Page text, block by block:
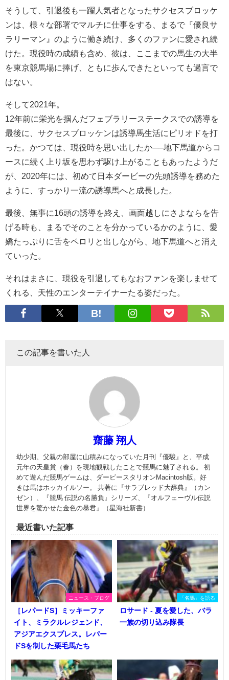
そうして、引退後も一躍人気者となったサクセスブロッケ
ンは、様々な部署でマルチに仕事をする、まるで『優良サ
ラリーマン』のように働き続け、多くのファンに愛され続
けた。現役時の成績も含め、彼は、ここまでの馬生の大半
を東京競馬場に捧げ、ともに歩んできたといっても過言で
はない。
そして2021年。
12年前に栄光を掴んだフェブラリーステークスでの誘導を
最後に、サクセスブロッケンは誘導馬生活にピリオドを打
った。かつては、現役時を思い出したか──地下馬道からコ
ースに続く上り坂を思わず駆け上がることもあったようだ
が、2020年には、初めて日本ダービーの先頭誘導を務めた
ように、すっかり一流の誘導馬へと成長した。
最後、無事に16頭の誘導を終え、画面越しにさよならを告
げる時も、まるでそのことを分かっているかのように、愛
嬌たっぷりに舌をペロリと出しながら、地下馬道へと消え
ていった。
それはまさに、現役を引退してもなおファンを楽しませて
くれる、天性のエンターテイナーたる姿だった。
この記事を書いた人
齋藤 翔人
幼少期、父親の部屋に山積みになっていた月刊『優駿』と、平成
元年の天皇賞（春）を現地観戦したことで競馬に魅了される。 初
めて遊んだ競馬ゲームは、ダービースタリオンMacintosh版。好
きは馬はホッカイルソー。 共著に『サラブレッド大辞典』（カン
ゼン）、『競馬 伝説の名勝負』シリーズ、『オルフェーヴル伝説
世界を驚かせた金色の暴君』（星海社新書）
最近書いた記事
ニュース・ブログ
［レパードS］ミッキーファ
イト、ミラクルレジェンド、
アジアエクスプレス。レパー
ドSを制した栗毛馬たち
「名馬」を語る
ロサード - 夏を愛した、バラ
一族の切り込み隊長